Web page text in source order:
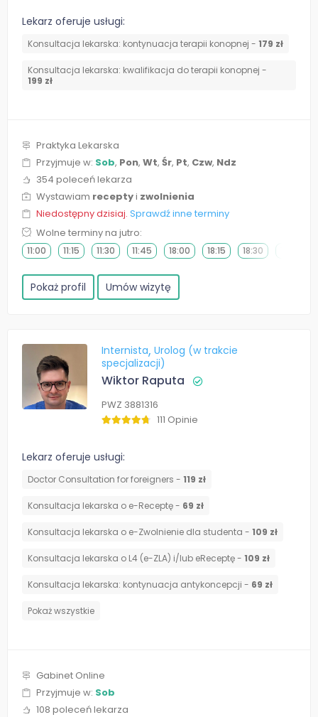
Lekarz oferuje usługi:
Konsultacja lekarska: kontynuacja terapii konopnej - 179 zł
Konsultacja lekarska: kwalifikacja do terapii konopnej -
199 zł
Praktyka Lekarska
Przyjmuje w: Sob, Pon, Wt, Śr, Pt, Czw, Ndz
354 poleceń lekarza
Wystawiam receptyi zwolnienia
Niedostępny dzisiaj. Sprawdź inne terminy
Wolne terminy na jutro:
11:00 11:15 11:30 11:45 18:00 18:15 18:30
Pokaż profil Umów wizytę
Internista Urolog (w trakcie
specjalizacji)
Wiktor Raputa
PWZ 3881316
111 Opinie
Lekarz oferuje usługi:
Doctor Consultation for foreigners - 119 zł
Konsultacja lekarska o e-Receptę - 69 zł
Konsultacja lekarska o e-Zwolnienie dla studenta - 109 zł
Konsultacja lekarska o L4 (e-ZLA) i/lub eReceptę - 109 zł
⁠Konsultacja lekarska: kontynuacja antykoncepcji - 69 zł
Pokaż wszystkie
Gabinet Online
Przyjmuje w: Sob
108 poleceń lekarza